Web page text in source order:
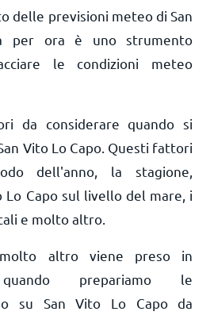
delle previsioni meteo di San
per ora è uno strumento
le condizioni meteo
da considerare quando si
Vito Lo Capo. Questi fattori
dell'anno, la stagione,
Lo Capo sul livello del mare, i
e molto altro.
altro viene preso in
quando prepariamo le
su San Vito Lo Capo da